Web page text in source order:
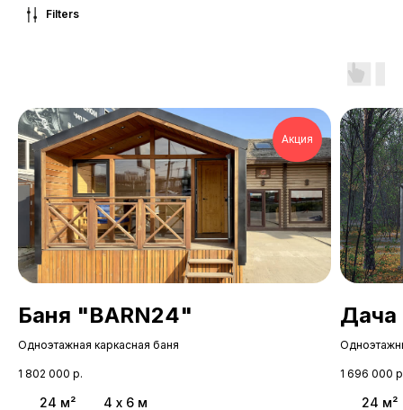
Filters
Акция
Баня "BARN24"
Одноэтажная каркасная баня
1 802 000 р.
24 м² 4 х 6 м
Дача
1 696 000
24 м²